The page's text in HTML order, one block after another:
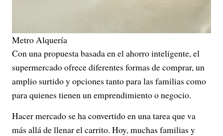
Metro Alquería
Con una propuesta basada en el ahorro inteligente, el
supermercado ofrece diferentes formas de comprar, un
amplio surtido y opciones tanto para las familias como
para quienes tienen un emprendimiento o negocio.
Hacer mercado se ha convertido en una tarea que va
más allá de llenar el carrito. Hoy, muchas familias y